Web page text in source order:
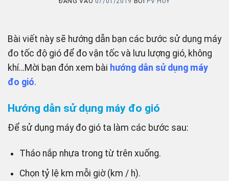
Bài viết này sẽ hướng dẫn bạn các bước sử dụng máy
đo tốc độ gió để đo vận tốc và lưu lượng gió, không
khí…Mời bạn đón xem bài hướng dẫn sử dụng máy
đo gió.
Hướng dẫn sử dụng máy đo gió
Để sử dụng máy đo gió ta làm các bước sau:
Tháo nắp nhựa trong từ trên xuống.
Chọn tỷ lệ km mỗi giờ (km / h).